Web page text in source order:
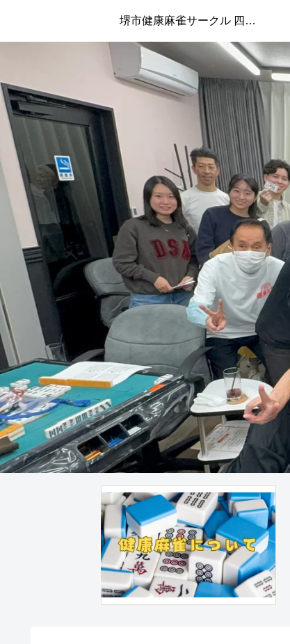
堺市健康麻雀サークル 四兄弟について